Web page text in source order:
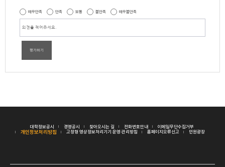
매우만족 만족 보통 불만족 매우불만족
평가하기
대학정보공시 경영공시 찾아오시는 길 전화번호안내 이메일무단수집거부
개인정보처리방침 고정형 영상정보처리기기 운영·관리방침 홈페이지오류신고 민원광장